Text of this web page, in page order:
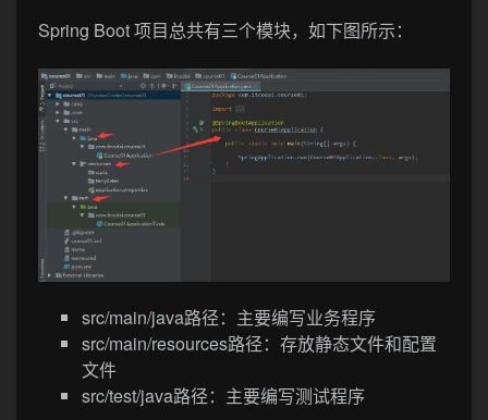
Spring Boot 项目总共有三个模块，如下图所示：
src/main/java路径：主要编写业务程序
src/main/resources路径：存放静态文件和配置
文件
src/test/java路径：主要编写测试程序